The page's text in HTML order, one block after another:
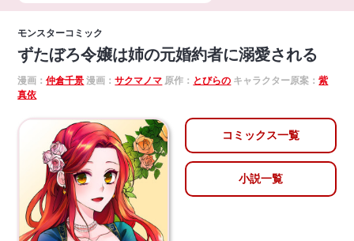
モンスターコミック
ずたぼろ令嬢は姉の元婚約者に溺愛される
漫画：仲倉千景 漫画：サクマノマ 原作： とびらの キャラクター原案：紫
真依
コミックス一覧
小説一覧